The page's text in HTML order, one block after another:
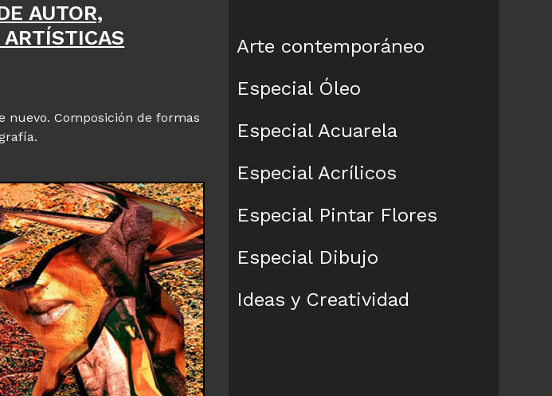
AUTOR,
nuevo. Composición de formas
Arte contemporáneo
Especial Óleo
Especial Acuarela
Especial Acrílicos
Especial Pintar Flores
Especial Dibujo
Ideas y Creatividad